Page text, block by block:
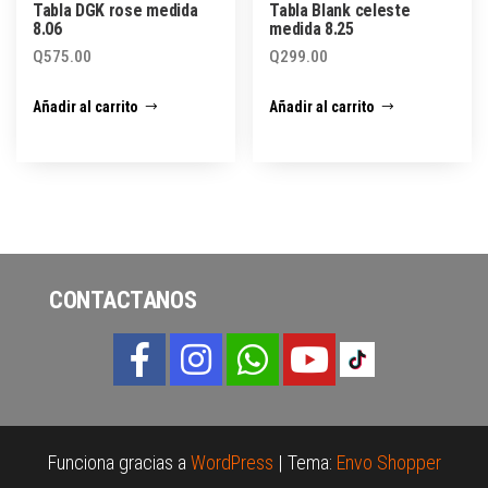
Tabla DGK rose medida
8.06
Q575.00
Añadir al carrito
Tabla Blank celeste
medida 8.25
Q299.00
Añadir al carrito
CONTACTANOS
Funciona gracias a WordPress | Tema: Envo Shopper